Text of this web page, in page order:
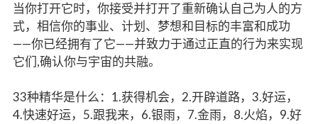
当你打开它时，你接受并打开了重新确认自己为人的方
式，相信你的事业、计划、梦想和目标的丰富和成功
——你已经拥有了它——并致力于通过正直的行为来实现
它们,确认你与宇宙的共融。
33种精华是什么：1.获得机会，2.开辟道路，3.好运，
4.快速好运，5.跟我来，6.银雨，7.金雨，8.火焰，9.好